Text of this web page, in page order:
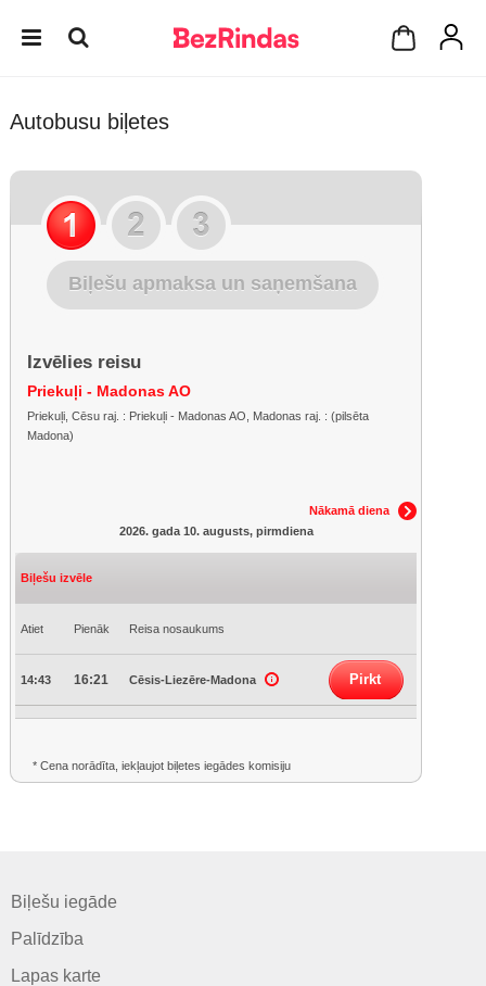
Autobusu biļetes
Biļešu apmaksa un saņemšana
Izvēlies reisu
Priekuļi - Madonas AO
Priekuļi, Cēsu raj. : Priekuļi - Madonas AO, Madonas raj. : (pilsēta
Madona)
Nākamā diena
2026. gada 10. augusts, pirmdiena
Biļešu izvēle
Atiet Pienāk Reisa nosaukums
14:43 16:21 Cēsis-Liezēre-Madona Pirkt
* Cena norādīta, iekļaujot biļetes iegādes komisiju
Biļešu iegāde
Palīdzība
Lapas karte